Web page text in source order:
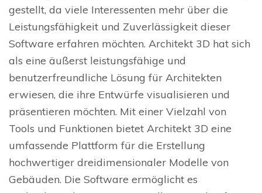
gestellt, da viele Interessenten mehr über die
Leistungsfähigkeit und Zuverlässigkeit dieser
Software erfahren möchten. Architekt 3D hat sich
als eine äußerst leistungsfähige und
benutzerfreundliche Lösung für Architekten
erwiesen, die ihre Entwürfe visualisieren und
präsentieren möchten. Mit einer Vielzahl von
Tools und Funktionen bietet Architekt 3D eine
umfassende Plattform für die Erstellung
hochwertiger dreidimensionaler Modelle von
Gebäuden. Die Software ermöglicht es